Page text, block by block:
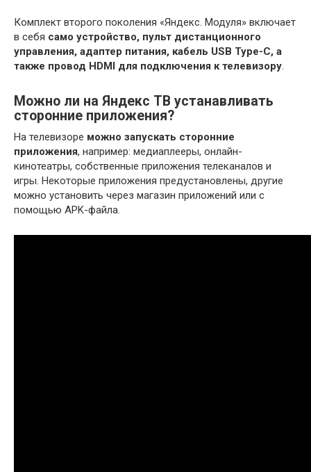
Комплект второго поколения «Яндекс. Модуля» включает
в себя само устройство, пульт дистанционного
управления, адаптер питания, кабель USB Type-С, а
также провод HDMI для подключения к телевизору.
Можно ли на Яндекс ТВ устанавливать
сторонние приложения?
На телевизоре можно запускать сторонние
приложения, например: медиаплееры, онлайн-
кинотеатры, собственные приложения телеканалов и
игры. Некоторые приложения предустановлены, другие
можно установить через магазин приложений или с
помощью APK-файла.